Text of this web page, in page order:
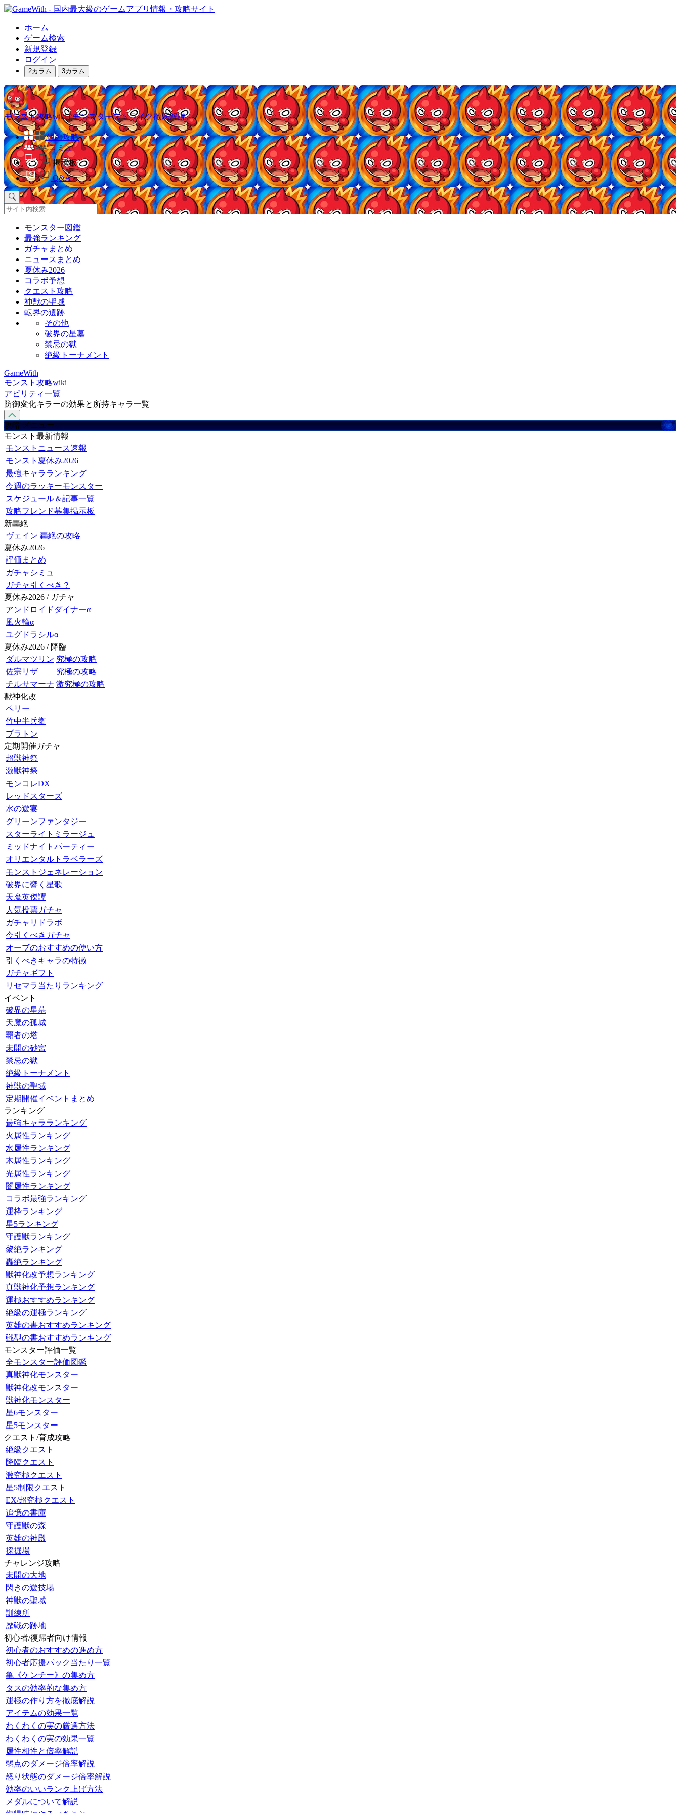
ホーム
ゲーム検索
新規登録
ログイン
2カラム 3カラム
モンスト攻略wiki | モンスターストライク徹底解説
他の攻略
コミュ
掲示板
Q&A
モンスター図鑑
最強ランキング
ガチャまとめ
ニュースまとめ
夏休み2026
コラボ予想
クエスト攻略
神獣の聖域
転界の遺跡
その他
破界の星墓
禁忌の獄
絶級トーナメント
GameWith
モンスト攻略wiki
アビリティ一覧
防御変化キラーの効果と所持キャラ一覧
攻略 メニュー
モンスト最新情報
モンストニュース速報
モンスト夏休み2026
最強キャラランキング
今週のラッキーモンスター
スケジュール＆記事一覧
攻略フレンド募集掲示板
新轟絶
ヴェイン 轟絶の攻略
夏休み2026
評価まとめ
ガチャシミュ
ガチャ引くべき？
夏休み2026 / ガチャ
アンドロイドダイナーα
風火輪α
ユグドラシルα
夏休み2026 / 降臨
ダルマツリン 究極の攻略
佐宗リザ
究極の攻略
チルサマーナ 激究極の攻略
獣神化改
ペリー
竹中半兵衛
プラトン
定期開催ガチャ
超獣神祭
激獣神祭
モンコレDX
レッドスターズ
水の遊宴
グリーンファンタジー
スターライトミラージュ
ミッドナイトパーティー
オリエンタルトラベラーズ
モンストジェネレーション
破界に響く星歌
天魔英傑譚
人気投票ガチャ
ガチャリドラボ
今引くべきガチャ
オーブのおすすめの使い方
引くべきキャラの特徴
ガチャギフト
リセマラ当たりランキング
イベント
破界の星墓
天魔の孤城
覇者の塔
未開の砂宮
禁忌の獄
絶級トーナメント
神獣の聖域
定期開催イベントまとめ
ランキング
最強キャラランキング
火属性ランキング
水属性ランキング
木属性ランキング
光属性ランキング
闇属性ランキング
コラボ最強ランキング
運枠ランキング
星5ランキング
守護獣ランキング
黎絶ランキング
轟絶ランキング
獣神化改予想ランキング
真獣神化予想ランキング
運極おすすめランキング
絶級の運極ランキング
英雄の書おすすめランキング
戦型の書おすすめランキング
モンスター評価一覧
全モンスター評価図鑑
真獣神化モンスター
獣神化改モンスター
獣神化モンスター
星6モンスター
星5モンスター
クエスト/育成攻略
絶級クエスト
降臨クエスト
激究極クエスト
星5制限クエスト
EX/超究極クエスト
追憶の書庫
守護獣の森
英雄の神殿
採掘場
チャレンジ攻略
未開の大地
閃きの遊技場
神獣の聖域
訓練所
歴戦の跡地
初心者/復帰者向け情報
初心者のおすすめの進め方
初心者応援パック当たり一覧
亀《ケンチー》の集め方
タスの効率的な集め方
運極の作り方を徹底解説
アイテムの効果一覧
わくわくの実の厳選方法
わくわくの実の効果一覧
属性相性と倍率解説
弱点のダメージ倍率解説
怒り状態のダメージ倍率解説
効率のいいランク上げ方法
メダルについて解説